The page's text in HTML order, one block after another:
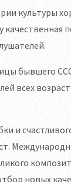
культуры
качественная
бывшего
всех
и
новых